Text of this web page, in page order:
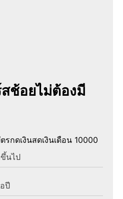
ช้อยไม่ต้องมี
รกดเงินสดเงินเดือน 10000
นไป
ปี